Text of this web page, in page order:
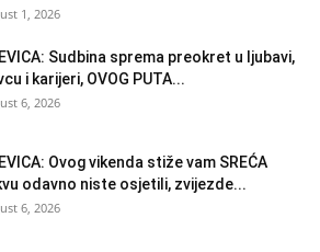
1, 2026
Sudbina sprema preokret u ljubavi,
i karijeri, OVOG PUTA...
6, 2026
Ovog vikenda stiže vam SREĆA
odavno niste osjetili, zvijezde...
6, 2026